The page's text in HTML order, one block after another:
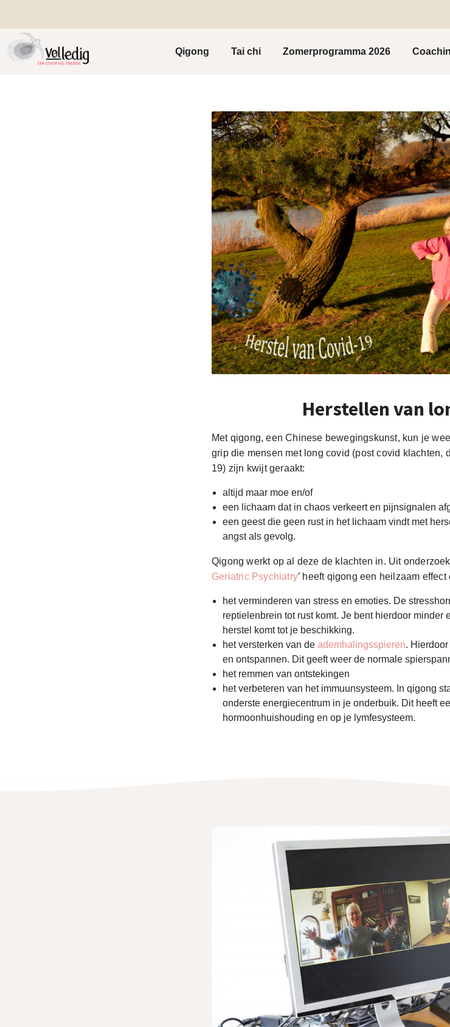
Qigong Tai chi Zomerprogramma 2026
Herstellen van
Met qigong, een Chinese bewegingskunst, kun je
grip die mensen met long covid (post covid klachten,
19) zijn kwijt geraakt:
altijd maar moe en/of
een lichaam dat in chaos verkeert en pijnsignalen
een geest die geen rust in het lichaam vindt met
angst als gevolg.
Qigong werkt op al deze de klachten in. Uit onderzoek
Geriatric Psychiatry’ heeft qigong een heilzaam effect
het verminderen van stress en emoties. De
reptielenbrein tot rust komt. Je bent hierdoor minder
herstel komt tot je beschikking.
het versterken van de ademhalingsspieren.
en ontspannen. Dit geeft weer de normale
het remmen van ontstekingen
het verbeteren van het immuunsysteem. In qigong
onderste energiecentrum in je onderbuik. Dit heeft
hormoonhuishouding en op je lymfesysteem.